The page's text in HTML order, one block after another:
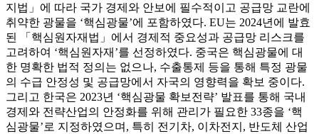
지법」에 따라 국가 경제와 안보에 필수적이고 공급망 교란에
취약한 광물을 ‘핵심광물’에 포함하였다. EU는 2024년에 발효
된 「핵심원자재법」에서 경제적 중요성과 공급망 리스크를
고려하여 ‘핵심원자재’를 선정하였다. 중국은 핵심광물에 대
한 명확한 법적 정의는 없으나, 수출통제 등을 통해 특정 광물
의 수급 안정성 및 공급망에서 자국의 영향력을 확보 중이다.
그리고 한국은 2023년 ‘핵심광물 확보전략’ 발표를 통해 국내
경제와 전략산업의 안정화를 위해 관리가 필요한 33종을 ‘핵
심광물’로 지정하였으며, 특히 전기차, 이차전지, 반도체 산업